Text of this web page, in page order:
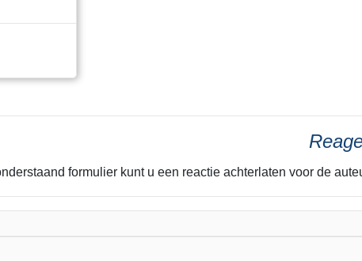
formulier kunt u een reactie achterlaten voor de